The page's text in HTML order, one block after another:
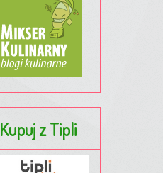
Kupuj z Tipli